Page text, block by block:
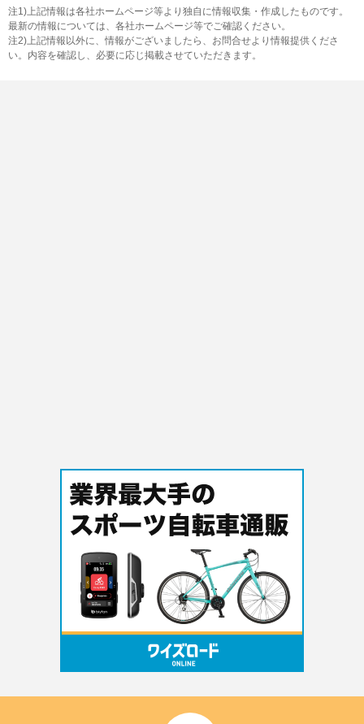
注1)上記情報は各社ホームページ等より独自に情報収集・作成したものです。
最新の情報については、各社ホームページ等でご確認ください。
注2)上記情報以外に、情報がございましたら、お問合せより情報提供くださ
い。内容を確認し、必要に応じ掲載させていただきます。